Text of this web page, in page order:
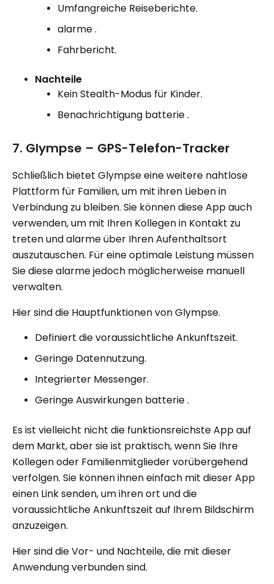
Umfangreiche Reiseberichte.
alarme .
Fahrbericht.
Nachteile
Kein Stealth-Modus für Kinder.
Benachrichtigung batterie .
7. Glympse – GPS-Telefon-Tracker
Schließlich bietet Glympse eine weitere nahtlose
Plattform für Familien, um mit ihren Lieben in
Verbindung zu bleiben. Sie können diese App auch
verwenden, um mit Ihren Kollegen in Kontakt zu
treten und alarme über Ihren Aufenthaltsort
auszutauschen. Für eine optimale Leistung müssen
Sie diese alarme jedoch möglicherweise manuell
verwalten.
Hier sind die Hauptfunktionen von Glympse.
Definiert die voraussichtliche Ankunftszeit.
Geringe Datennutzung.
Integrierter Messenger.
Geringe Auswirkungen batterie .
Es ist vielleicht nicht die funktionsreichste App auf
dem Markt, aber sie ist praktisch, wenn Sie Ihre
Kollegen oder Familienmitglieder vorübergehend
verfolgen. Sie können ihnen einfach mit dieser App
einen Link senden, um ihren ort und die
voraussichtliche Ankunftszeit auf Ihrem Bildschirm
anzuzeigen.
Hier sind die Vor- und Nachteile, die mit dieser
Anwendung verbunden sind.